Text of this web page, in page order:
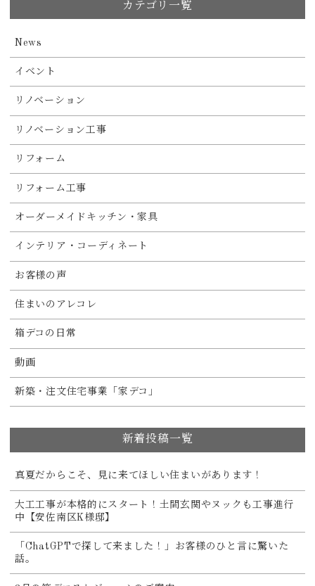
カテゴリ一覧
News
イベント
リノベーション
リノベーション工事
リフォーム
リフォーム工事
オーダーメイドキッチン・家具
インテリア・コーディネート
お客様の声
住まいのアレコレ
箱デコの日常
動画
新築・注文住宅事業「家デコ」
新着投稿一覧
真夏だからこそ、見に来てほしい住まいがあります！
大工工事が本格的にスタート！土間玄関やヌックも工事進行
中【安佐南区K様邸】
「ChatGPTで探して来ました！」お客様のひと言に驚いた
話。